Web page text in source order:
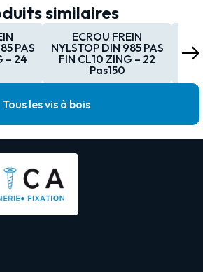
similaires
PAS
– 24
ECROU FREIN
NYLSTOP DIN 985 PAS
FIN CL10 ZING – 22
Pas150
Tous les vis à bois